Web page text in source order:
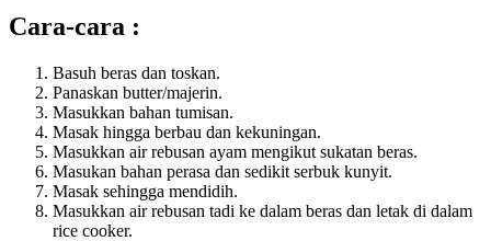
Cara-cara :
Basuh beras dan toskan.
Panaskan butter/majerin.
Masukkan bahan tumisan.
Masak hingga berbau dan kekuningan.
Masukkan air rebusan ayam mengikut sukatan beras.
Masukan bahan perasa dan sedikit serbuk kunyit.
Masak sehingga mendidih.
Masukkan air rebusan tadi ke dalam beras dan letak di dalam
rice cooker.